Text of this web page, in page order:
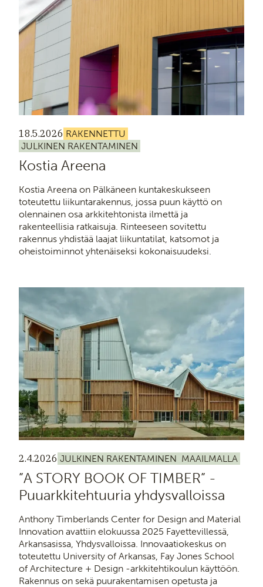
18.5.2026 RAKENNETTU
JULKINEN RAKENTAMINEN
Kostia Areena
Kostia Areena on Pälkäneen kuntakeskukseen
toteutettu liikuntarakennus, jossa puun käyttö on
olennainen osa arkkitehtonista ilmettä ja
rakenteellisia ratkaisuja. Rinteeseen sovitettu
rakennus yhdistää laajat liikuntatilat, katsomot ja
oheistoiminnot yhtenäiseksi kokonaisuudeksi.
2.4.2026 JULKINEN RAKENTAMINEN MAAILMALLA
”A STORY BOOK OF TIMBER” -
Puuarkkitehtuuria yhdysvalloissa
Anthony Timberlands Center for Design and Material
Innovation avattiin elokuussa 2025 Fayettevillessä,
Arkansasissa, Yhdysvalloissa. Innovaatiokeskus on
toteutettu University of Arkansas, Fay Jones School
of Architecture + Design -arkkitehtikoulun käyttöön.
Rakennus on sekä puurakentamisen opetusta ja